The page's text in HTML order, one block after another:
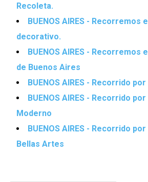
Recoleta.
BUENOS AIRES - Recorremos
decorativo.
BUENOS AIRES - Recorremos
de Buenos Aires
BUENOS AIRES - Recorrido
BUENOS AIRES - Recorrido
Moderno
BUENOS AIRES - Recorrido
Bellas Artes